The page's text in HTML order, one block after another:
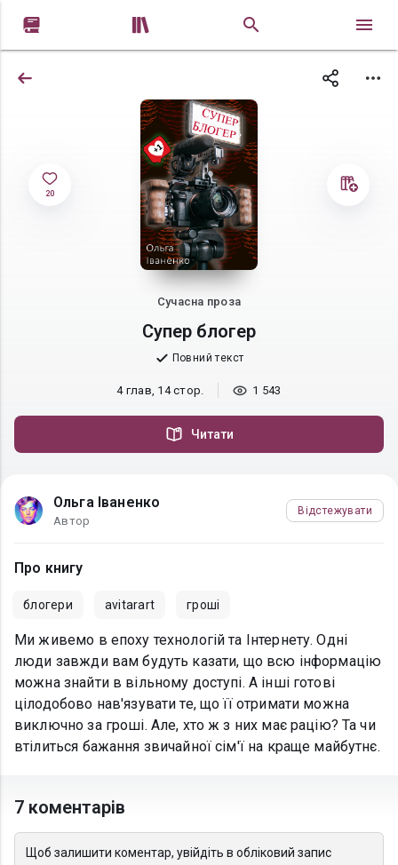
 
20
Сучасна проза
Супер блогер
Повний текст
4 глав, 14 стор. 1 543
Читати
Ольга Іваненко
Автор
Відстежувати
Про книгу
блогери avitarart гроші
Ми живемо в епоху технологій та Інтернету. Одні
люди завжди вам будуть казати, що всю інформацію
можна знайти в вільному доступі. А інші готові
цілодобово нав'язувати те, що її отримати можна
виключно за гроші. Але, хто ж з них має рацію? Та чи
втілиться бажання звичайної сім'ї на краще майбутнє.
7 коментарів
Щоб залишити коментар, увійдіть в обліковий запис